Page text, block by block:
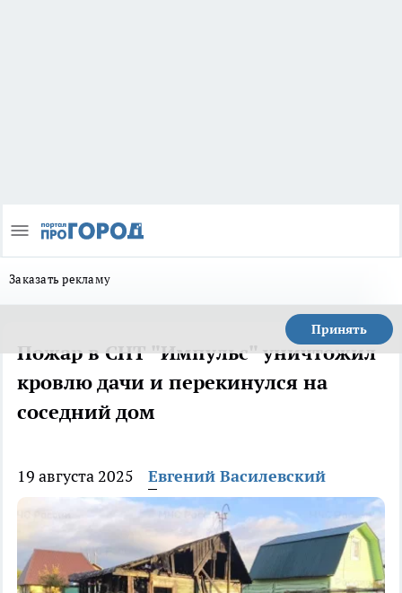
Заказать рекламу
Принять
Пожар в СНТ "Импульс" уничтожил
кровлю дачи и перекинулся на
соседний дом
19 августа 2025 Евгений Василевский